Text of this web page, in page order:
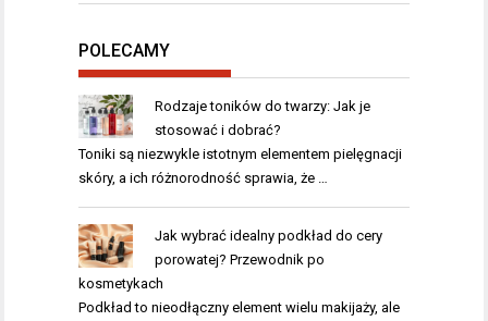
POLECAMY
Rodzaje toników do twarzy: Jak je
stosować i dobrać?
Toniki są niezwykle istotnym elementem pielęgnacji
skóry, a ich różnorodność sprawia, że …
Jak wybrać idealny podkład do cery
porowatej? Przewodnik po
kosmetykach
Podkład to nieodłączny element wielu makijaży, ale